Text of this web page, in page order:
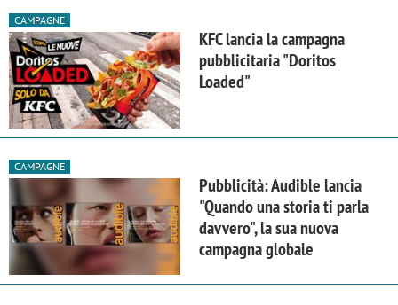
CAMPAGNE
KFC lancia la campagna
pubblicitaria "Doritos
Loaded"
CAMPAGNE
Pubblicità: Audible lancia
"Quando una storia ti parla
davvero", la sua nuova
campagna globale